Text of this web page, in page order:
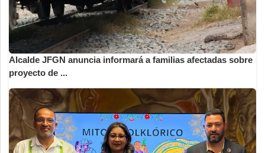
Alcalde JFGN anuncia informará a familias afectadas sobre
proyecto de ...